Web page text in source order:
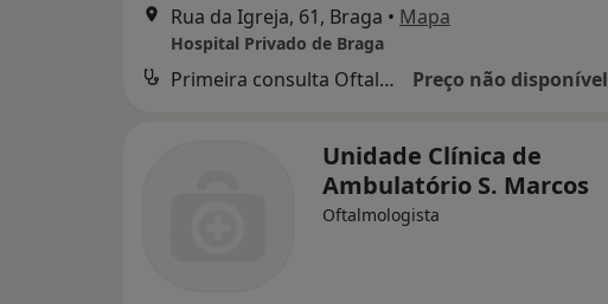
Rua da Igreja, 61, Braga • Mapa
Hospital Privado de Braga
Primeira consulta Oftalmologia Preço não disponível
Unidade Clínica de
Ambulatório S. Marcos
Oftalmologista